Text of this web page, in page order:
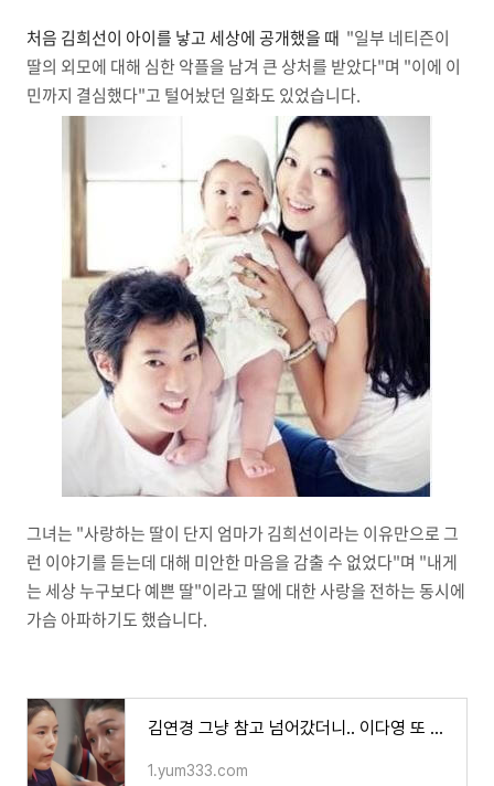
처음 김희선이 아이를 낳고 세상에 공개했을 때 "일부 네티즌이
딸의 외모에 대해 심한 악플을 남겨 큰 상처를 받았다"며 "이에 이
민까지 결심했다"고 털어놨던 일화도 있었습니다.
그녀는 "사랑하는 딸이 단지 엄마가 김희선이라는 이유만으로 그
런 이야기를 듣는데 대해 미안한 마음을 감출 수 없었다"며 "내게
는 세상 누구보다 예쁜 딸"이라고 딸에 대한 사랑을 전하는 동시에
가슴 아파하기도 했습니다.
김연경 그냥 참고 넘어갔더니.. 이다영 또 저격발언.. 이제 더 이상은 못참아 강경대응 예고 - 트
1.yum333.com